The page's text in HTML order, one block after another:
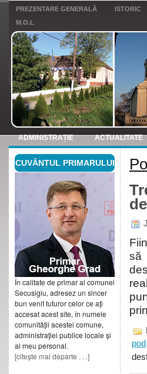
PREZENTARE GENERALĂ ISTORIC
M.O.L
ADMINISTRAȚIE ACTUALITATE
ANUNTURI
CUVÂNTUL PRIMARULUI
În calitate de primar al comunei
Secusigiu, adresez un sincer
bun venit tuturor celor ce aţi
accesat acest site, în numele
comunităţii acestei comune,
administraţiei publice locale şi
al meu personal.
[citeşte mai departe . . .]
să
pod